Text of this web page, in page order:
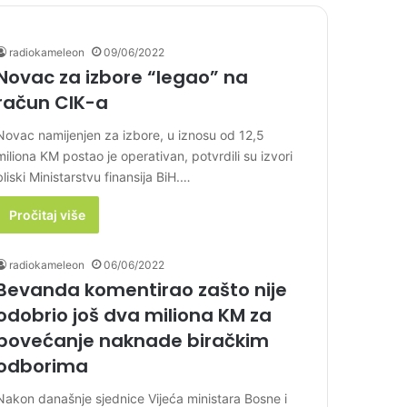
radiokameleon 09/06/2022
za izbore “legao” na
CIK-a
namijenjen za izbore, u iznosu od 12,5
KM postao je operativan, potvrdili su izvori
Ministarstvu finansija BiH.…
Pročitaj više
radiokameleon 06/06/2022
komentirao zašto nije
još dva miliona KM za
naknade biračkim
današnje sjednice Vijeća ministara Bosne i